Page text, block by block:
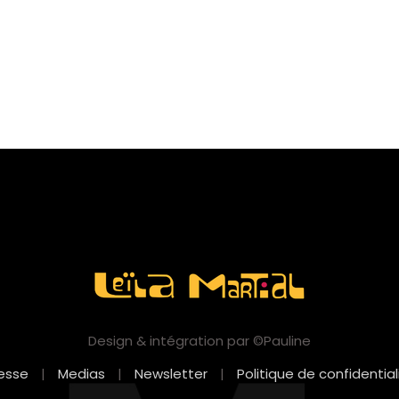
Design & intégration par ©Pauline
| Medias | Newsletter | Politique de